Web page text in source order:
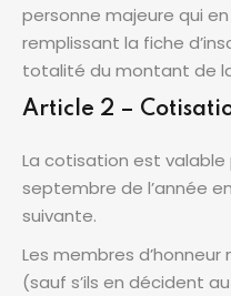
personne majeure qui
remplissant la fiche
totalité du montant de
Article 2 –
La cotisation est valable
septembre de l’année
suivante.
Les membres
(sauf s’ils en décident